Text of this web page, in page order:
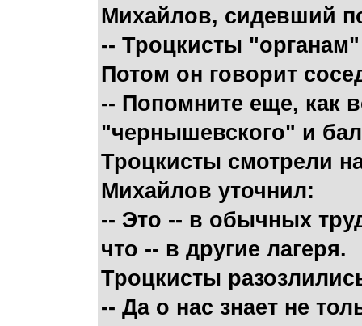
Михайлов, сидевший
-- Троцкисты
Потом он говорит
-- Попомните еще, как
"чернышевского" и
Троцкисты смотрели
Михайлов уточнил:
-- Это -- в обычных
что -- в другие лагеря.
Троцкисты
-- Да о нас знает не